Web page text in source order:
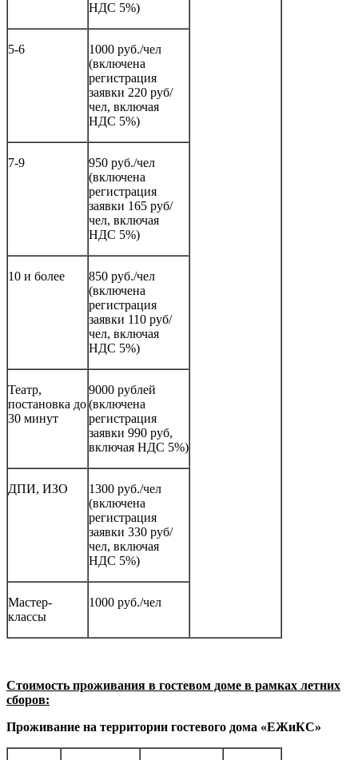
НДС 5%)
5-6
1000 руб./чел
(включена
регистрация
заявки 220 руб/
чел, включая
НДС 5%)
7-9
950 руб./чел
(включена
регистрация
заявки 165 руб/
чел, включая
НДС 5%)
10 и более
850 руб./чел
(включена
регистрация
заявки 110 руб/
чел, включая
НДС 5%)
Театр,
постановка до
30 минут
9000 рублей
(включена
регистрация
заявки 990 руб,
включая НДС 5%)
ДПИ, ИЗО
1300 руб./чел
(включена
регистрация
заявки 330 руб/
чел, включая
НДС 5%)
Мастер-
классы
1000 руб./чел
Стоимость проживания в гостевом доме в рамках летних
сборов:
Проживание на территории гостевого дома «ЕЖиКС»